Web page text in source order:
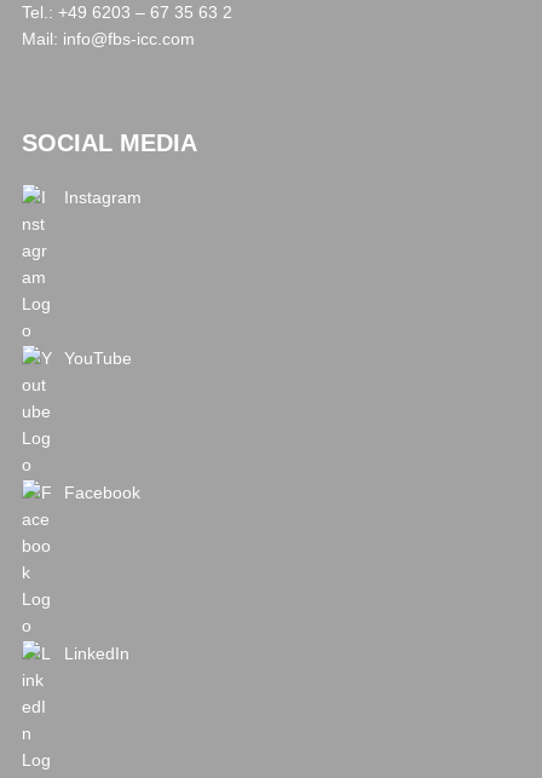
Tel.: +49 6203 – 67 35 63 2
Mail: info@fbs-icc.com
SOCIAL MEDIA
Instagram
YouTube
Facebook
LinkedIn